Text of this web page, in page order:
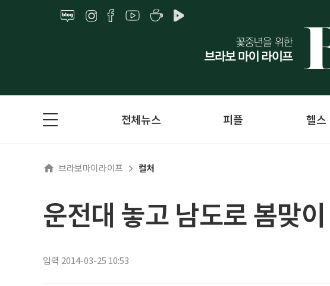
전체뉴스 피플 헬스
브라보마이라이프 컬처
운전대 놓고 남도로 봄맞
입력 2014-03-25 10:53